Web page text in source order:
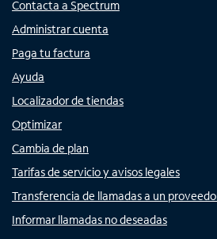
Contacta a Spectrum
Administrar cuenta
Paga tu factura
Ayuda
Localizador de tiendas
Optimizar
Cambia de plan
Tarifas de servicio y avisos legales
Transferencia de llamadas a un
Informar llamadas no deseadas